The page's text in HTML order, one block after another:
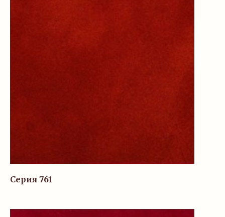
Серия 761